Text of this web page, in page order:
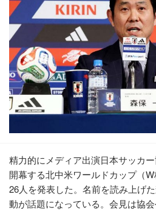
精力的にメディア出演日本サッカ
開幕する北中米ワールドカップ（
26人を発表した。名前を読み上げ
動が話題になっている。会見は協